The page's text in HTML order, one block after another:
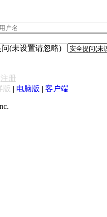
(未设置请忽略)
注册
版 | 电脑版 | 客户端